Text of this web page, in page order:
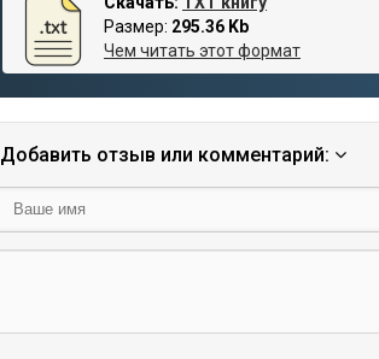
Размер: 295.36 Kb
Чем читать этот формат
Добавить отзыв или комментарий: